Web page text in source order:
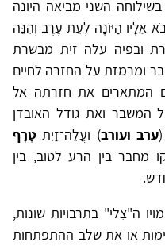
השני מביאה היונה
אֵלָיו הַיּוֹנָה לְעֵת עֶרֶב וְהִנֵּה
ובפיה עלה זית מבשרת
ומרמזת על החזרה לחיים
המתארים את חזרתה אל
המשבר ואת גודל האובדן
ערב ועורב) ועֲלֵה־זַיִת טָרָף
מחבר בין הרע לטוב, בין
ה"צִלי" בתרבויות שונות,
או את שלב ההתפתחות